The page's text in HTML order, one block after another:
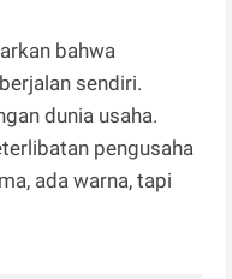
bahwa
sendiri.
dunia usaha.
pengusaha
ada warna, tapi